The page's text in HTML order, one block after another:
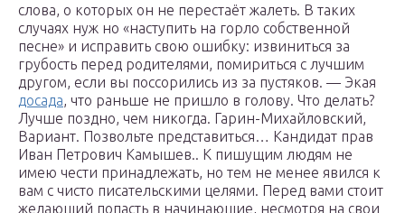
слова, о которых он не перестаёт жалеть. В таких
случаях нуж но «наступить на горло собственной
песне» и исправить свою ошибку: извиниться за
грубость перед родителями, помириться с лучшим
другом, если вы поссорились из за пустяков. — Экая
досада, что раньше не пришло в голову. Что делать?
Лучше поздно, чем никогда. Гарин-Михайловский,
Вариант. Позвольте представиться… Кандидат прав
Иван Петрович Камышев.. К пишущим людям не
имею чести принадлежать, но тем не менее явился к
вам с чисто писательскими целями. Перед вами стоит
желающий попасть в начинающие, несмотря на свои